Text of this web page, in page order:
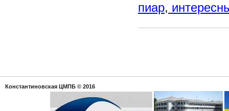
пиар,
Константиновская ЦМПБ © 2016